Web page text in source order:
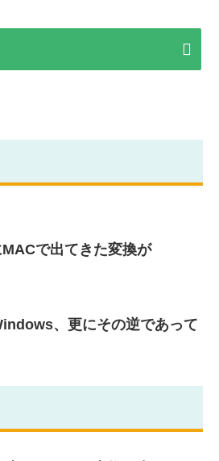
で出てきた変換が
、更にその逆であって